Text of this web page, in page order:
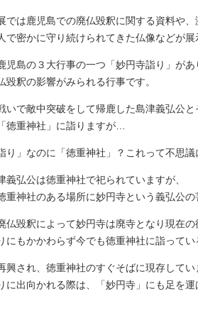
では鹿児島での廃仏毀釈に関する資料や、
で密かに守り続けられてきた仏像などが展
児島の３大行事の一つ「妙円寺詣り」があ
毀釈の影響がみられる行事です。
いで敵中突破をして帰鹿した島津義弘公
徳重神社」に詣りますが…
り」なのに「徳重神社」？これって不思
義弘公は徳重神社で祀られていますが、
重神社のある場所に妙円寺という義弘公の
仏毀釈によって妙円寺は廃寺となり現在の
にもかかわらず今でも徳重神社に詣ってい
興され、徳重神社のすぐそばに現存してい
に出向かれる際は、「妙円寺」にも足を運